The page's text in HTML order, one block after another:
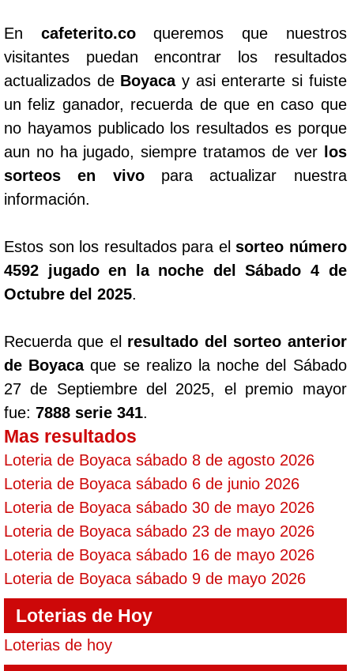
En cafeterito.coqueremos que nuestros
visitantes puedan encontrar los resultados
actualizados de Boyacay asi enterarte si fuiste
un feliz ganador, recuerda de que en caso que
no hayamos publicado los resultados es porque
aun no ha jugado, siempre tratamos de ver
los
sorteos en vivopara actualizar nuestra
información.
Estos son los resultados para elsorteo número
4592 jugado en la noche del Sábado 4 de
Octubre del 2025.
Recuerda que el resultado del sorteo anterior
de Boyacaque se realizo la noche del Sábado
27 de Septiembre del 2025, el premio mayor
fue: 7888 serie 341.
Mas resultados
Loteria de Boyaca sábado 8 de agosto 2026
Loteria de Boyaca sábado 6 de junio 2026
Loteria de Boyaca sábado 30 de mayo 2026
Loteria de Boyaca sábado 23 de mayo 2026
Loteria de Boyaca sábado 16 de mayo 2026
Loteria de Boyaca sábado 9 de mayo 2026
Loterias de Hoy
Loterias de hoy